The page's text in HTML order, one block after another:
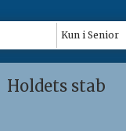
Kun i Senior
Holdets stab